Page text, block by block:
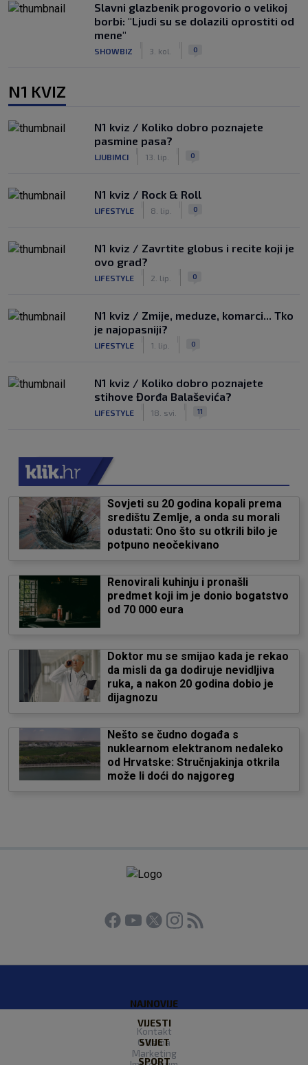
Slavni glazbenik progovorio o velikoj
borbi: "Ljudi su se dolazili oprostiti od
mene"
SHOWBIZ 3. kol. 0
N1 KVIZ
N1 kviz / Koliko dobro poznajete
pasmine pasa?
LJUBIMCI 13. lip. 0
N1 kviz / Rock & Roll
LIFESTYLE 8. lip. 0
N1 kviz / Zavrtite globus i recite koji je
ovo grad?
LIFESTYLE 2. lip. 0
N1 kviz / Zmije, meduze, komarci... Tko
je najopasniji?
LIFESTYLE 1. lip. 0
N1 kviz / Koliko dobro poznajete
stihove Đorđa Balaševića?
LIFESTYLE 18. svi. 11
Sovjeti su 20 godina kopali prema
središtu Zemlje, a onda su morali
odustati: Ono što su otkrili bilo je
potpuno neočekivano
Renovirali kuhinju i pronašli
predmet koji im je donio bogatstvo
od 70 000 eura
Doktor mu se smijao kada je rekao
da misli da ga dodiruje nevidljiva
ruka, a nakon 20 godina dobio je
dijagnozu
Nešto se čudno događa s
nuklearnom elektranom nedaleko
od Hrvatske: Stručnjakinja otkrila
može li doći do najgoreg
NAJNOVIJE
VIJESTI
SVIJET
SPORT
Kontakt
O Nama
Marketing